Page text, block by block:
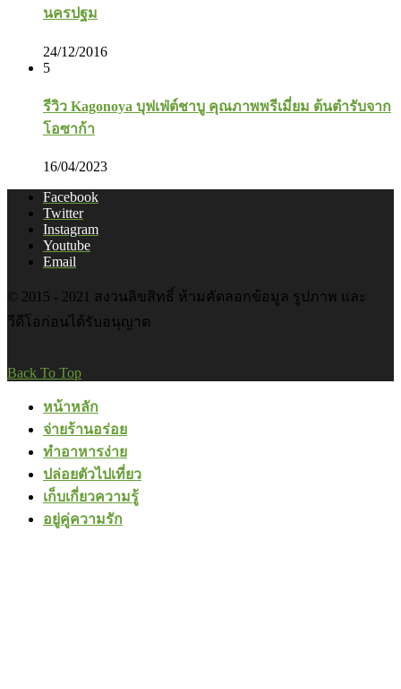
นครปฐม
24/12/2016
5
รีวิว Kagonoya บุฟเฟ่ต์ชาบู คุณภาพพรีเมี่ยม ต้นตำรับจาก
โอซาก้า
16/04/2023
Facebook
Twitter
Instagram
Youtube
Email
© 2015 - 2021 สงวนลิขสิทธิ์ ห้ามคัดลอกข้อมูล รูปภาพ และ
วีดีโอก่อนได้รับอนุญาต
Back To Top
หน้าหลัก
จ่ายร้านอร่อย
ทำอาหารง่าย
ปล่อยตัวไปเที่ยว
เก็บเกี่ยวความรู้
อยู่คู่ความรัก